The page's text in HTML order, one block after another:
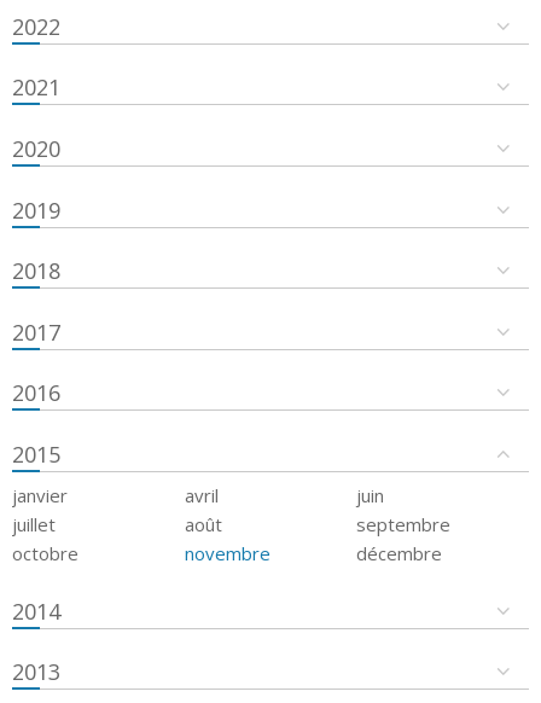
2022
2021
2020
2019
2018
2017
2016
2015
janvier avril
juin
juillet
août
septembre
octobre
novembre décembre
2014
2013